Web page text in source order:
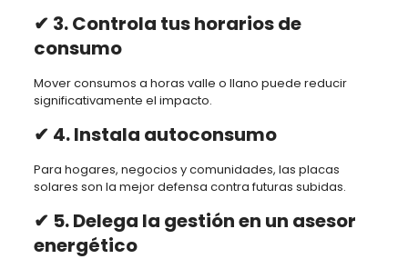
✔ 3. Controla tus horarios de
consumo
Mover consumos a horas valle o llano puede reducir
significativamente el impacto.
✔ 4. Instala autoconsumo
Para hogares, negocios y comunidades, las placas
solares son la mejor defensa contra futuras subidas.
✔ 5. Delega la gestión en un asesor
energético